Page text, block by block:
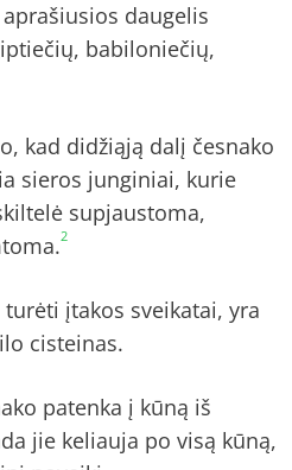
daugelis
babiloniečių,
kad didžiąją dalį česnako
sieros junginiai, kurie
supjaustoma,
2
įtakos sveikatai, yra
cisteinas.
patenka į kūną iš
jie keliauja po visą kūną,